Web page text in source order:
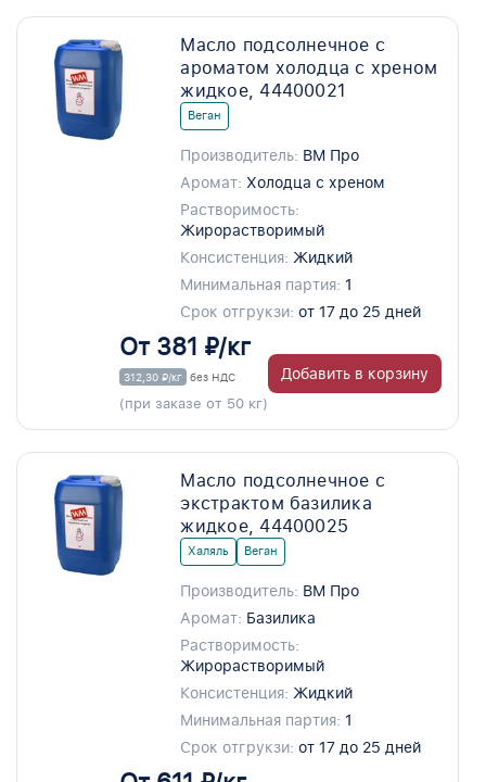
Масло подсолнечное с
ароматом холодца с хреном
жидкое, 44400021
Веган
Производитель: ВМ Про
Аромат: Холодца с хреном
Растворимость:
Жирорастворимый
Консистенция: Жидкий
Минимальная партия: 1
Срок отгрукзи: от 17 до 25 дней
От 381 ₽/кг
312,30 ₽/кг без НДС
(при заказе от 50 кг)
Добавить в корзину
Масло подсолнечное с
экстрактом базилика
жидкое, 44400025
Халяль Веган
Производитель: ВМ Про
Аромат: Базилика
Растворимость:
Жирорастворимый
Консистенция: Жидкий
Минимальная партия: 1
Срок отгрукзи: от 17 до 25 дней